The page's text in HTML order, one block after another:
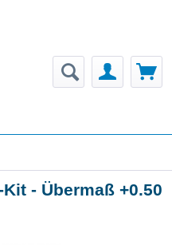
- Übermaß +0.50